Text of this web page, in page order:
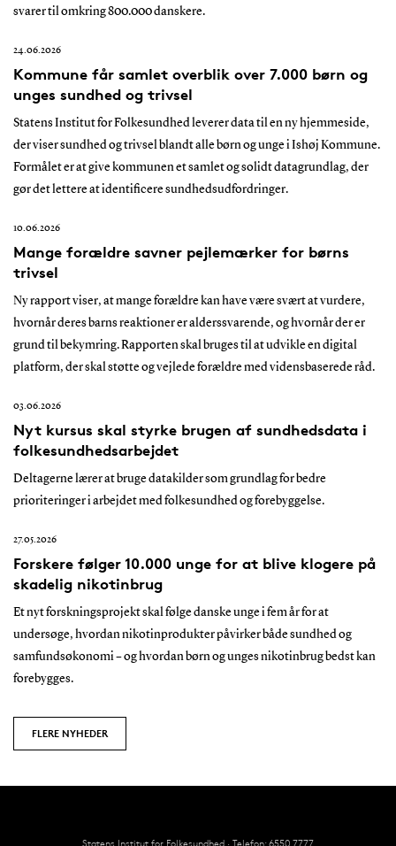
svarer til omkring 800.000 danskere.
24.06.2026
Kommune får samlet overblik over 7.000 børn og
unges sundhed og trivsel
Statens Institut for Folkesundhed leverer data til en ny hjemmeside,
der viser sundhed og trivsel blandt alle børn og unge i Ishøj Kommune.
Formålet er at give kommunen et samlet og solidt datagrundlag, der
gør det lettere at identificere sundhedsudfordringer.
10.06.2026
Mange forældre savner pejlemærker for børns
trivsel
Ny rapport viser, at mange forældre kan have være svært at vurdere,
hvornår deres barns reaktioner er alderssvarende, og hvornår der er
grund til bekymring. Rapporten skal bruges til at udvikle en digital
platform, der skal støtte og vejlede forældre med vidensbaserede råd.
03.06.2026
Nyt kursus skal styrke brugen af sundhedsdata i
folkesundhedsarbejdet
Deltagerne lærer at bruge datakilder som grundlag for bedre
prioriteringer i arbejdet med folkesundhed og forebyggelse.
27.05.2026
Forskere følger 10.000 unge for at blive klogere på
skadelig nikotinbrug
Et nyt forskningsprojekt skal følge danske unge i fem år for at
undersøge, hvordan nikotinprodukter påvirker både sundhed og
samfundsøkonomi – og hvordan børn og unges nikotinbrug bedst kan
forebygges.
FLERE NYHEDER
Statens Institut for Folkesundhed · Telefon: 6550 7777